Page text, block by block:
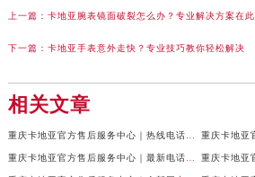
上一篇： 卡地亚腕表镜面破裂怎么办？专业解决方案在此
下一篇： 卡地亚手表意外走快？专业技巧教你轻松解决
相关文章